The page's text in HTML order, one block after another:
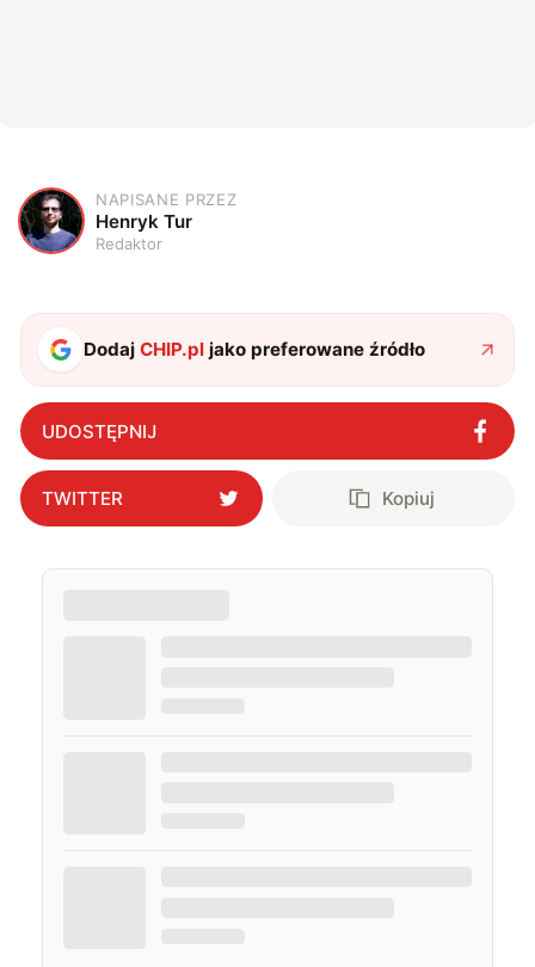
H
NAPISANE PRZEZ
Henryk Tur
Redaktor
DodajCHIP.pl jako preferowane źródło
UDOSTĘPNIJ
TWITTER Kopiuj